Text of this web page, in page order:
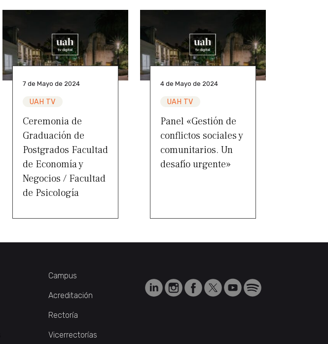
7 de Mayo de 2024
UAH TV
Ceremonia de
Graduación de
Postgrados Facultad
de Economía y
Negocios / Facultad
de Psicología
4 de Mayo de 2024
UAH TV
Panel «Gestión de
conflictos sociales y
comunitarios. Un
desafío urgente»
Campus
Acreditación
Rectoría
Vicerrectorías